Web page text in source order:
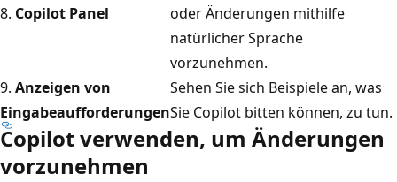
8. Copilot Panel
oder Änderungen mithilfe
natürlicher Sprache
vorzunehmen.
9. Anzeigen von
Eingabeaufforderungen
Sehen Sie sich Beispiele an, was
Sie Copilot bitten können, zu tun.
Copilot verwenden, um Änderungen
vorzunehmen